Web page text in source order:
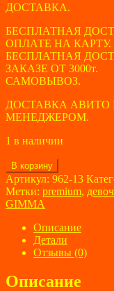
ДОСТАВКА.
БЕСПЛАТНАЯ
ОПЛАТЕ НА КАРТУ.
БЕСПЛАТНАЯ
ЗАКАЗЕ ОТ 3000т.
САМОВЫВОЗ.
ДОСТАВКА АВИТО
МЕНЕДЖЕРОМ.
1 в наличии
Количество
товара
Нарядное
платье
девочек
GIMMA
размер
лет
В корзину
Артикул: 962-13
Метки: premium,
GIMMA
Описание
Детали
Отзывы (0)
Описание